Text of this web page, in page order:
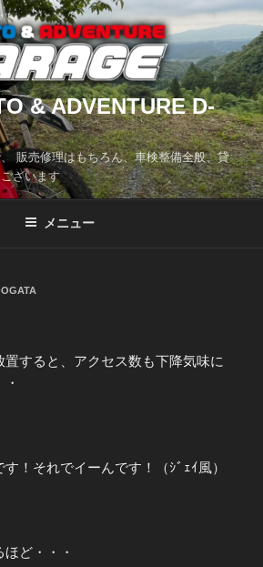
& ADVENTURE D-
販売修理はもちろん、車検整備全般、貸
ざいます
メニュー
OGATA
置すると、アクセス数も下降気味に
！それでイーんです！（ｼﾞｪｲ風）
ど・・・